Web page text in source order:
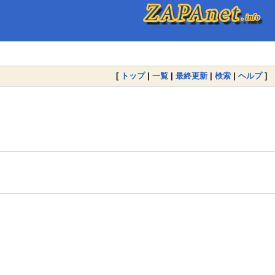
[ トップ| 一覧 | 最終更新 | 検索 | ヘルプ]